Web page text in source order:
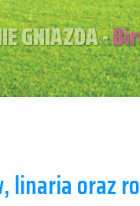
linaria oraz
GNIAZDA -